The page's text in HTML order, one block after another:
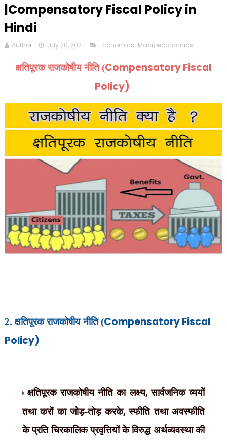
|Compensatory Fiscal Policy in
Hindi
Author July 20, 2021 Economics, Macroeconomics
क्षतिपूरक राजकोषीय नीति (Compensatory Fiscal
Policy)
2. क्षतिपूरक राजकोषीय नीति (Compensatory Fiscal
Policy)
क्षतिपूरक राजकोषीय नीति का लक्ष्य,सार्वजनिक व्ययों
तथा करों का जोड़-तोड़ करके,स्फीति तथा अवस्फीति
के प्रति चिरकालिक प्रवृत्तियों के विरुद्ध अर्थव्यवस्था की